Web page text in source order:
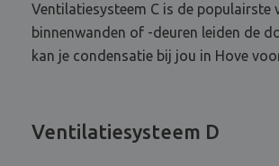
Ventilatiesysteem C is de
binnenwanden of -deuren leiden de
kan je condensatie bij jou in Hove
Ventilatiesysteem D